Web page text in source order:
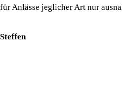
für Anlässe jeglicher Art nur
Steffen